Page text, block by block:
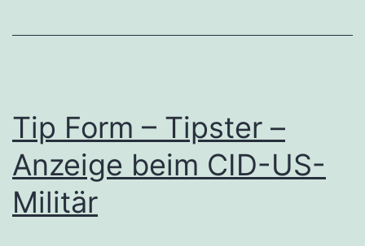
Tip Form – Tipster –
Anzeige beim CID-US-
Militär